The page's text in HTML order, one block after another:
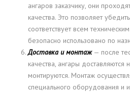
ангаров заказчику, они
качества. Это позволяет
соответствует всем
безопасно использовано по
Доставка и монтаж— после
качества, ангары
монтируются. Монтаж
специального оборудования и